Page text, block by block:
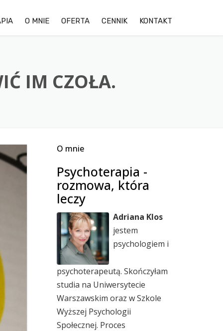
O MNIE OFERTA
TERAPIA DDA/DDD
TERAPIA PAR
CENNIK KONTAKT
IM CZOŁA.
O mnie
Psychoterapia -
rozmowa, która
leczy
Adriana Klos
jestem
psychologiem i
psychoterapeutą. Skończyłam
studia na Uniwersytecie
Warszawskim oraz w Szkole
Wyższej Psychologii
Społecznej. Proces